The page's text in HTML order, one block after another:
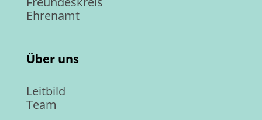
Ehrenamt
Über uns
Leitbild
Team